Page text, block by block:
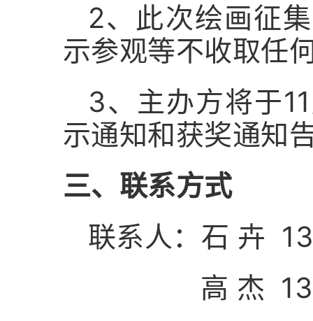
2、此次绘画征
示参观等不收取任
3、主办方将于
示通知和获奖通知
三、联系方式
联系人：石 卉
高 杰